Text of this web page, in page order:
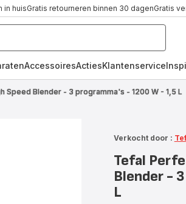
in huisGratis retourneren binnen 30 dagenGratis
AccessoiresActiesKlantenservice
Speed Blender - 3 programma's - 1200 W - 1,5 L
Verkocht door :
Tefal
Blender -
L